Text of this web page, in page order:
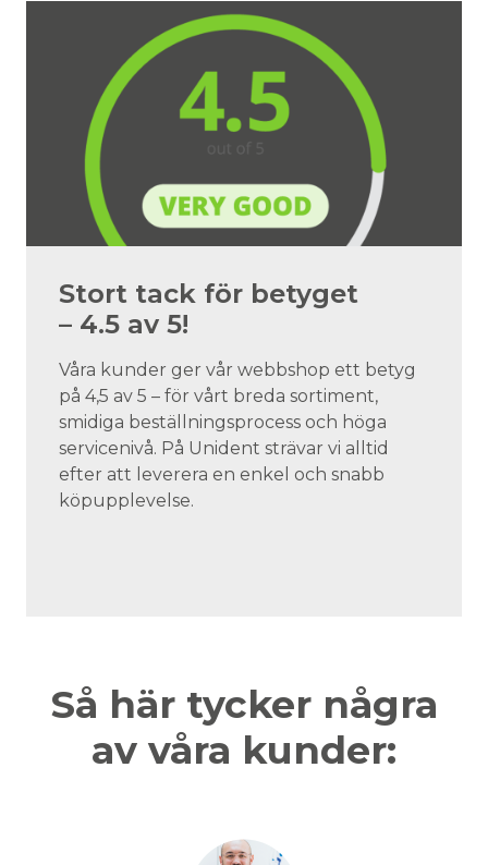
Stort tack för betyget
– 4.5 av 5!
Våra kunder ger vår webbshop ett betyg
på 4,5 av 5 – för vårt breda sortiment,
smidiga beställningsprocess och höga
servicenivå. På Unident strävar vi alltid
efter att leverera en enkel och snabb
köpupplevelse.
Så här tycker några
av våra kunder: